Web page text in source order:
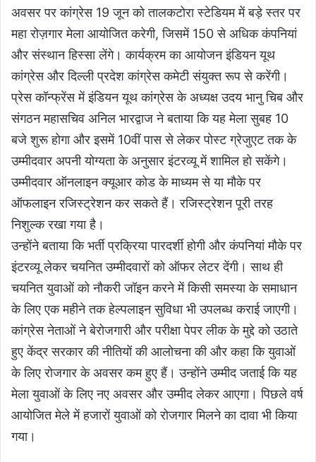
अवसर पर कांग्रेस 19 जून को तालकटोरा स्टेडियम में बड़े स्तर पर
महा रोज़गार मेला आयोजित करेगी, जिसमें 150 से अधिक कंपनियां
और संस्थान हिस्सा लेंगे। कार्यक्रम का आयोजन इंडियन यूथ
कांग्रेस और दिल्ली प्रदेश कांग्रेस कमेटी संयुक्त रूप से करेंगी।
प्रेस कॉन्फ्रेंस में इंडियन यूथ कांग्रेस के अध्यक्ष उदय भानु चिब और
संगठन महासचिव अनिल भारद्वाज ने बताया कि यह मेला सुबह 10
बजे शुरू होगा और इसमें 10वीं पास से लेकर पोस्ट ग्रेजुएट तक के
उम्मीदवार अपनी योग्यता के अनुसार इंटरव्यू में शामिल हो सकेंगे।
उम्मीदवार ऑनलाइन क्यूआर कोड के माध्यम से या मौके पर
ऑफलाइन रजिस्ट्रेशन कर सकते हैं। रजिस्ट्रेशन पूरी तरह
निशुल्क रखा गया है।
उन्होंने बताया कि भर्ती प्रक्रिया पारदर्शी होगी और कंपनियां मौके पर
इंटरव्यू लेकर चयनित उम्मीदवारों को ऑफर लेटर देंगी। साथ ही
चयनित युवाओं को नौकरी जॉइन करने में किसी समस्या के समाधान
के लिए एक महीने तक हेल्पलाइन सुविधा भी उपलब्ध कराई जाएगी।
कांग्रेस नेताओं ने बेरोजगारी और परीक्षा पेपर लीक के मुद्दे को उठाते
हुए केंद्र सरकार की नीतियों की आलोचना की और कहा कि युवाओं
के लिए रोजगार के अवसर कम हुए हैं। उन्होंने उम्मीद जताई कि यह
मेला युवाओं के लिए नए अवसर और उम्मीद लेकर आएगा। पिछले वर्ष
आयोजित मेले में हजारों युवाओं को रोजगार मिलने का दावा भी किया
गया।